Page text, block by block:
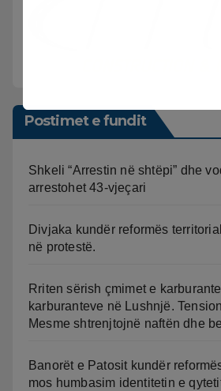
Postimet e fundit
Shkeli “Arrestin në shtëpi” dhe
arrestohet 43-vjeçari
Divjaka kundër reformës
në protestë.
Rriten sërish çmimet e
karburanteve në Lushnjë.
Mesme shtrenjtojnë naftën dhe
Banorët e Patosit kundër
mos humbasim identitetin e